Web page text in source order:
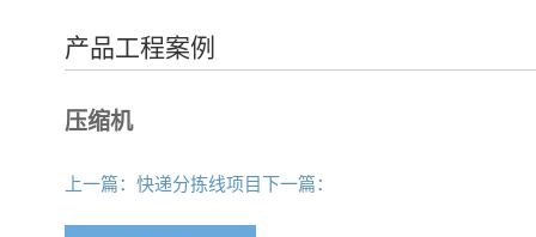
产品工程案例
压缩机
上一篇：快递分拣线项目 下一篇：